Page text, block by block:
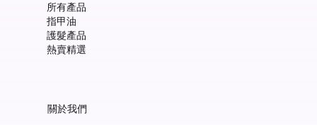
有機護膚
所有產品
指甲油
護髮產品
熱賣精選
關於我們